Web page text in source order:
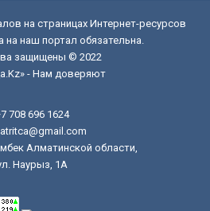
на страницах Интернет-ресурсов
на наш портал обязательна.
защищены © 2022
- Нам доверяют
708 696 1624
Алматинской области,
Наурыз, 1А